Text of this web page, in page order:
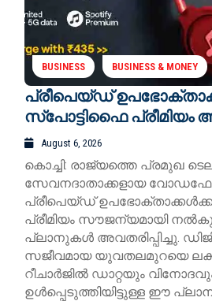
BUSINESS BUSINESS & MONEY
പ്രീപെയ്ഡ്
സ്പോട്ടിഫൈ പ്രീമിയം
August 6, 2026
കൊച്ചി: രാജ്യത്തെ പ്രമുഖ
സേവനദാതാക്കളായ
പ്രീപെയ്ഡ്
പ്രീമിയം സൗജന്യമായി
പ്ലാനുകൾ അവതരിപ്പിച്ചു.
സജീവമായ യുവതലമുറയെ
റീചാർജിൽ ഡാറ്റയും
ഉൾപ്പെടുത്തിയിട്ടുള്ള ഈ